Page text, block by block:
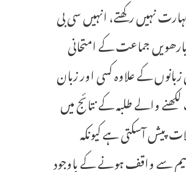
نہیں رکھتے، انہیں سی بی
جماعت کے امتحانی
کے علاوہ کسی اور زبان
والے طلبہ کے نتائج میں
پیش آسکتی ہے کیونکہ
سے واقف ہونے کے باوجود